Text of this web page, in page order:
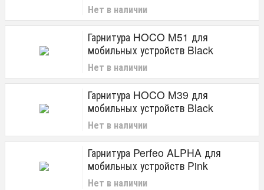
Нет в наличии
Гарнитура HOCO M51 для
мобильных устройств Black
Нет в наличии
Гарнитура HOCO M39 для
мобильных устройств Black
Нет в наличии
Гарнитура Perfeo ALPHA для
мобильных устройств Pink
Нет в наличии